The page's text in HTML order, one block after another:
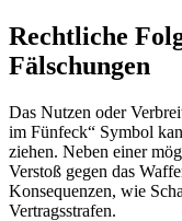
Rechtliche
Fälschungen
Das Nutzen oder
im Fünfeck“ Symbol
ziehen. Neben einer
Verstoß gegen das
Konsequenzen, wie
Vertragsstrafen.